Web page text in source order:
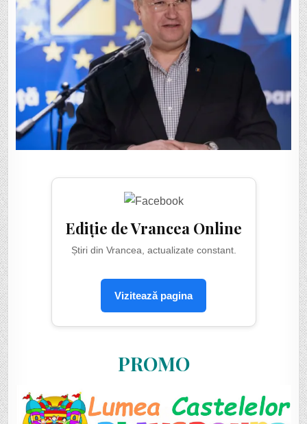
Ediție de Vrancea Online
Știri din Vrancea, actualizate constant.
Vizitează pagina
PROMO